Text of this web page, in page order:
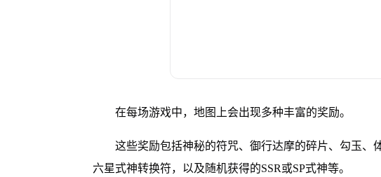
在每场游戏中，地图上会出现多种丰富的奖励。
这些奖励包括神秘的符咒、御行达摩的碎片、勾玉、
六星式神转换符，以及随机获得的SSR或SP式神等。